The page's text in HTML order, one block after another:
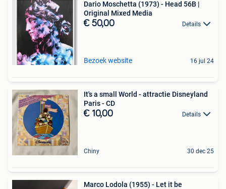
Dario Moschetta (1973) - Head 56B |
Original Mixed Media
€ 50,00 Details
Bezoek website 16 jul 24
It's a small World - attractie Disneyland
Paris - CD
€ 10,00 Details
Chiny 30 dec 25
Marco Lodola (1955) - Let it be